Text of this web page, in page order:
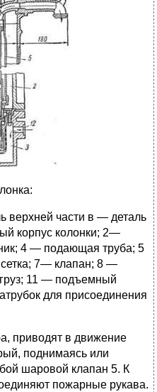
части в — деталь
корпус колонки; 2—
4 — подающая труба; 5
7— клапан; 8 —
11 — подъемный
для присоединения
приводят в движение
поднимаясь или
шаровой клапан 5. К
пожарные рукава.